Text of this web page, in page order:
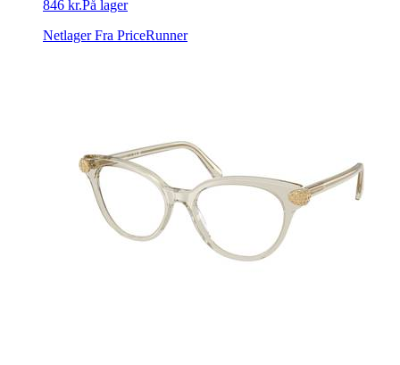
846 kr.På lager
Netlager Fra PriceRunner